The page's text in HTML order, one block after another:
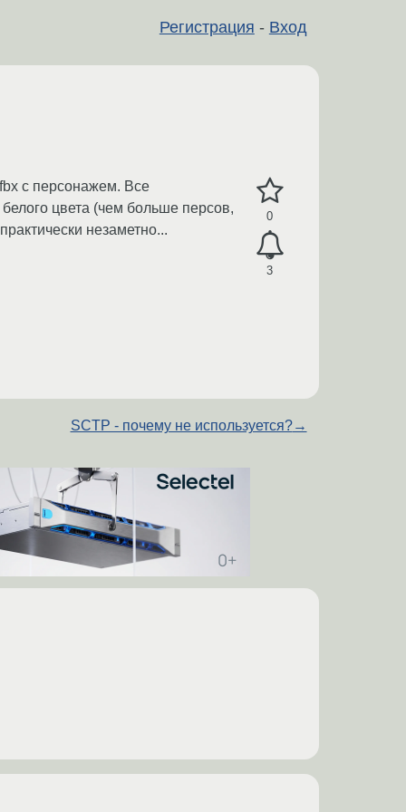
Регистрация - Вход
0
3
с персонажем. Все
цвета (чем больше персов,
незаметно...
SCTP - почему не используется?→